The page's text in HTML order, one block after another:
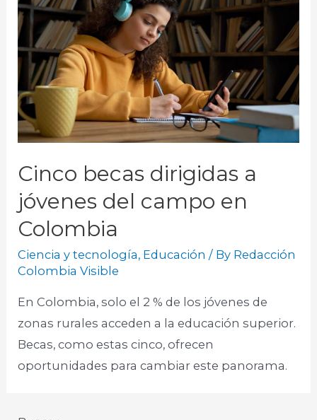
Cinco becas dirigidas a
jóvenes del campo en
Colombia
Ciencia y tecnología, Educación / By Redacción
Colombia Visible
En Colombia, solo el 2 % de los jóvenes de
zonas rurales acceden a la educación superior.
Becas, como estas cinco, ofrecen
oportunidades para cambiar este panorama.